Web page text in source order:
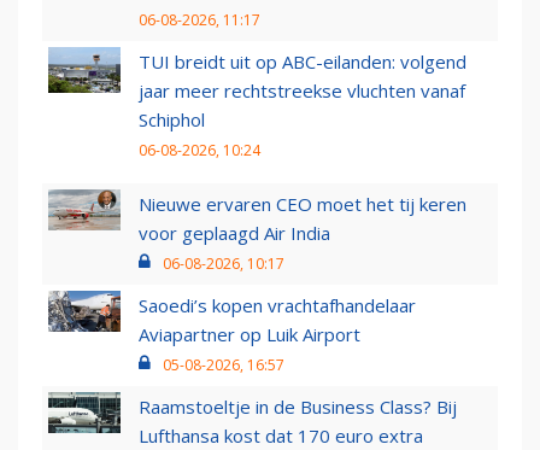
06-08-2026, 11:17
TUI breidt uit op ABC-eilanden: volgend
jaar meer rechtstreekse vluchten vanaf
Schiphol
06-08-2026, 10:24
Nieuwe ervaren CEO moet het tij keren
voor geplaagd Air India
06-08-2026, 10:17
Saoedi’s kopen vrachtafhandelaar
Aviapartner op Luik Airport
05-08-2026, 16:57
Raamstoeltje in de Business Class? Bij
Lufthansa kost dat 170 euro extra